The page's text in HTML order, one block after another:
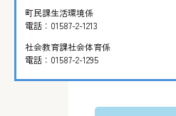
町民課生活環境係
電話： 01587-2-1213
社会教育課社会体育係
電話： 01587-2-1295